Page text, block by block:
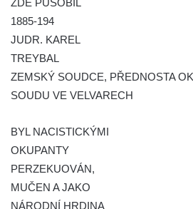
Hrob Josefa Moravce a Miroslava
na hřbitově v Dobříni
Pomník obětem válek na hřbitově v
Kenotaf Josefa Matese na hřbitově v
Pamětní deska Giuseppe Capella na
Kenotaf Emila Miksche na hřbitově v
1885-194
JUDR. KAREL
TREYBAL
ZEMSKÝ SOUDCE, PŘEDNOSTA
SOUDU VE VELVARECH
BYL NACISTICKÝMI
OKUPANTY
PERZEKUOVÁN,
MUČEN A JAKO
NÁRODNÍ HRDINA